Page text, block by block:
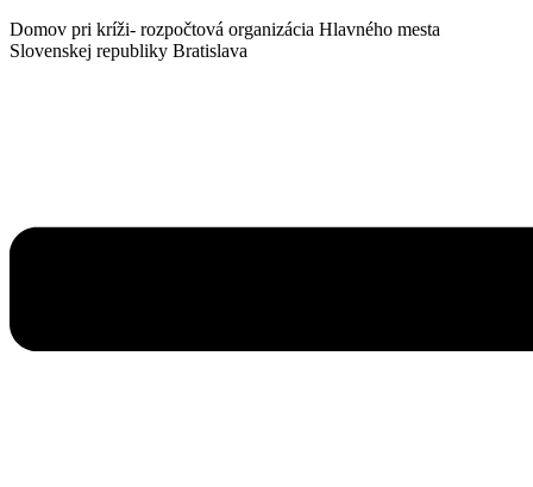
Domov pri kríži- rozpočtová organizácia Hlavného mesta
Slovenskej republiky Bratislava